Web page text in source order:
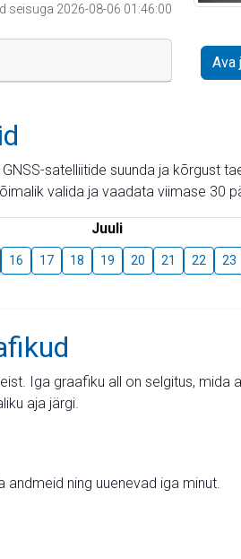
seisuga 2026-08-06 01:46:00
Ava
satelliitide suunda ja kõrgust
valida ja vaadata viimase 30
Juuli
16 17 18 19 20 21 22 23
Iga graafiku all on selgitus, mida
aja järgi.
ning uuenevad iga minut.